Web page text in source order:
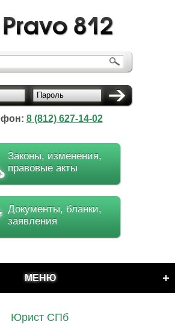
Пароль
8 (812) 627-14-02
Законы, изменения,
правовые акты
Документы, бланки,
заявления
МЕНЮ
Юрист СПб